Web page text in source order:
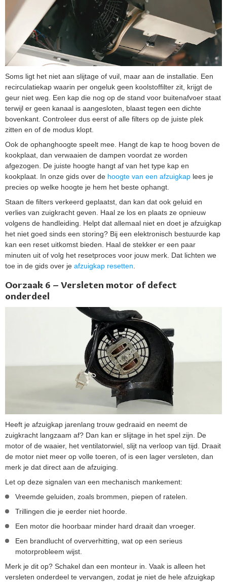
Soms ligt het niet aan slijtage of vuil, maar aan de installatie. Een
recirculatiekap waarin per ongeluk geen koolstoffilter zit, krijgt de
geur niet weg. Een kap die nog op de stand voor buitenafvoer staat
terwijl er geen kanaal is aangesloten, blaast tegen een dichte
bovenkant. Controleer dus eerst of alle filters op de juiste plek
zitten en of de modus klopt.
Ook de ophanghoogte speelt mee. Hangt de kap te hoog boven de
kookplaat, dan verwaaien de dampen voordat ze worden
afgezogen. De juiste hoogte hangt af van het type kap en
kookplaat. In onze gids over de hoogte van een afzuigkap lees je
precies op welke hoogte je hem het beste ophangt.
Staan de filters verkeerd geplaatst, dan kan dat ook geluid en
verlies van zuigkracht geven. Haal ze los en plaats ze opnieuw
volgens de handleiding. Helpt dat allemaal niet en doet je afzuigkap
het niet goed sinds een storing? Bij een elektronisch bestuurde kap
kan een reset uitkomst bieden. Haal de stekker er een paar
minuten uit of volg het resetproces voor jouw merk. Dat lichten we
toe in de gids over je afzuigkap resetten.
Oorzaak 6 – Versleten motor of defect
onderdeel
Heeft je afzuigkap jarenlang trouw gedraaid en neemt de
zuigkracht langzaam af? Dan kan er slijtage in het spel zijn. De
motor of de waaier, het ventilatorwiel, slijt na verloop van tijd. Draait
de motor niet meer op volle toeren, of is een lager versleten, dan
merk je dat direct aan de afzuiging.
Let op deze signalen van een mechanisch mankement:
Vreemde geluiden, zoals brommen, piepen of ratelen.
Trillingen die je eerder niet hoorde.
Een motor die hoorbaar minder hard draait dan vroeger.
Een brandlucht of oververhitting, wat op een serieus
motorprobleem wijst.
Merk je dit op? Schakel dan een monteur in. Vaak is alleen het
versleten onderdeel te vervangen, zodat je niet de hele afzuigkap